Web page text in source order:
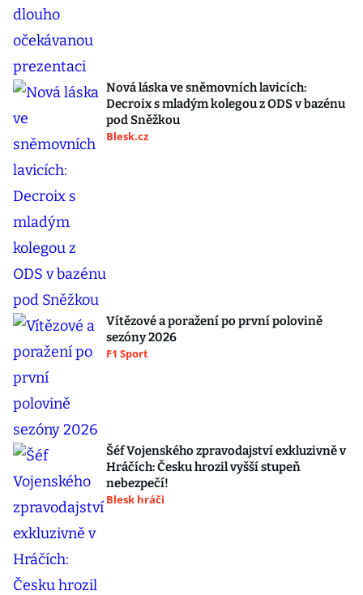
Nová láska ve sněmovních lavicích:
Decroix s mladým kolegou z ODS v bazénu
pod Sněžkou
Blesk.cz
Vítězové a poražení po první polovině
sezóny 2026
F1 Sport
Šéf Vojenského zpravodajství exkluzivně v
Hráčích: Česku hrozil vyšší stupeň
nebezpečí!
Blesk hráči